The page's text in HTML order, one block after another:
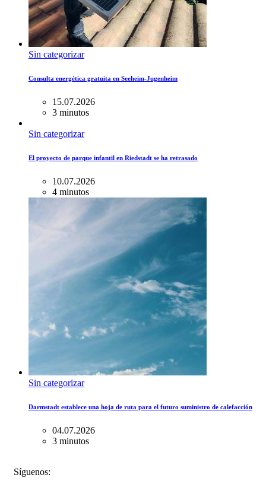
Sin categorizar
Consulta energética gratuita en Seeheim-Jugenheim
15.07.2026
3 minutos
Sin categorizar
El proyecto de parque infantil en Riedstadt se ha retrasado
10.07.2026
4 minutos
Sin categorizar
Darmstadt establece una hoja de ruta para el futuro suministro de calefacción
04.07.2026
3 minutos
Síguenos: